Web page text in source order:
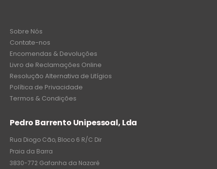
Sobre Nós
Contate-nos
Encomendas & Devoluções
Livro de Reclamações Online
Resolução Alternativa de Litígios
Política de Privacidade
Termos & Condições
Pedro Barrento Unipessoal, Lda
Rua Diogo Cão, Bloco 6 R/C Dir
Praia da Barra
3830-772 Gafanha da Nazaré